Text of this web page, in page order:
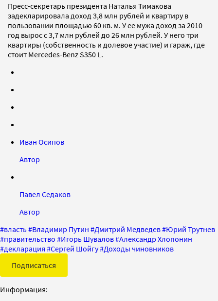
Пресс-секретарь президента Наталья Тимакова
задекларировала доход 3,8 млн рублей и квартиру в
пользовании площадью 60 кв. м. У ее мужа доход за 2010
год вырос с 3,7 млн рублей до 26 млн рублей. У него три
квартиры (собственность и долевое участие) и гараж, где
стоит Mercedes-Benz S350 L.
Иван Осипов
Автор
Павел Седаков
Автор
#власть#Владимир Путин #Дмитрий Медведев#Юрий Трутнев
#правительство #Игорь Шувалов#Александр Хлопонин
#декларация #Сергей Шойгу#Доходы чиновников
Подписаться
Информация: